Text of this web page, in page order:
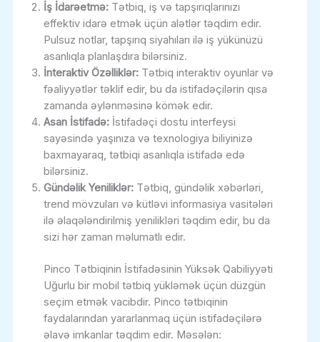
İş İdarəetmə:Tətbiq, iş və tapşırıqlarınızı
effektiv idarə etmək üçün alətlər təqdim edir.
Pulsuz notlar, tapşırıq siyahıları ilə iş yükünüzü
asanlıqla planlaşdıra bilərsiniz.
İnteraktiv Özəlliklər:Tətbiq interaktiv oyunlar və
fəaliyyətlər təklif edir, bu da istifadəçilərin qısa
zamanda əylənməsinə kömək edir.
Asan İstifadə:İstifadəçi dostu interfeysi
sayəsində yaşınıza və texnologiya biliyinizə
baxmayaraq, tətbiqi asanlıqla istifadə edə
bilərsiniz.
Gündəlik Yeniliklər:Tətbiq, gündəlik xəbərləri,
trend mövzuları və kütləvi informasiya vasitələri
ilə əlaqələndirilmiş yenilikləri təqdim edir, bu da
sizi hər zaman məlumatlı edir.
Pinco Tətbiqinin İstifadəsinin Yüksək Qabiliyyəti
Uğurlu bir mobil tətbiq yükləmək üçün düzgün
seçim etmək vacibdir. Pinco tətbiqinin
faydalarından yararlanmaq üçün istifadəçilərə
əlavə imkanlar təqdim edir. Məsələn: